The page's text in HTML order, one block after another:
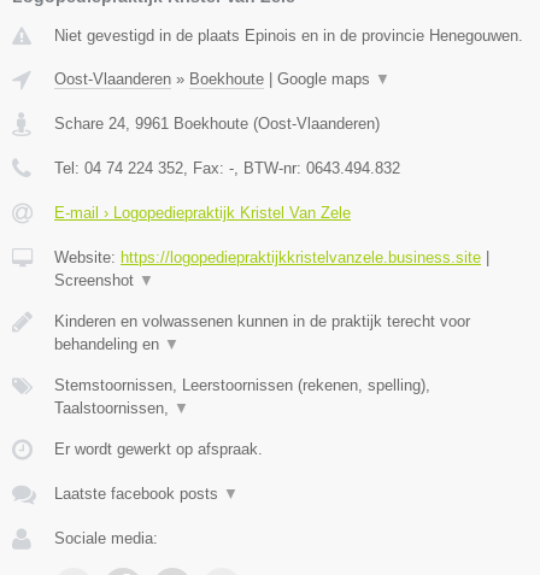
Niet gevestigd in de plaats Epinois en in de provincie Henegouwen.
Oost-Vlaanderen » Boekhoute | Google maps ▼
Schare 24 9961 Boekhoute (Oost-Vlaanderen)
Tel: 04 74 224 352 , Fax: - , BTW-nr: 0643.494.832
E-mail › Logopediepraktijk Kristel Van Zele
Website: https://logopediepraktijkkristelvanzele.business.site |
Screenshot ▼
Kinderen en volwassenen kunnen in de praktijk terecht voor
behandeling en ▼
Stemstoornissen, Leerstoornissen (rekenen, spelling),
Taalstoornissen,
▼
Er wordt gewerkt op afspraak.
Laatste facebook posts ▼
Sociale media: